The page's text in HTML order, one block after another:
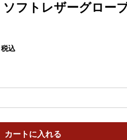
フトレザーグロー
税込
カートに入れる